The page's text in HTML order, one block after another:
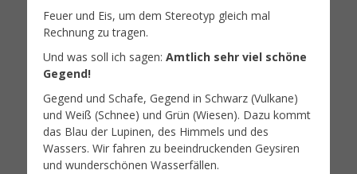
Feuer und Eis, um dem Stereotyp gleich mal
Rechnung zu tragen.
Und was soll ich sagen: Amtlich sehr viel schöne
Gegend!
Gegend und Schafe, Gegend in Schwarz (Vulkane)
und Weiß (Schnee) und Grün (Wiesen). Dazu kommt
das Blau der Lupinen, des Himmels und des
Wassers. Wir fahren zu beeindruckenden Geysiren
und wunderschönen Wasserfällen.